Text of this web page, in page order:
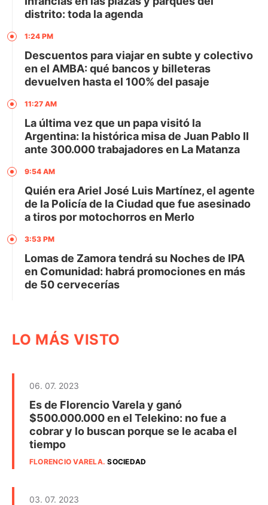
distrito: toda la agenda
1:24 PM
Descuentos para viajar en subte y colectivo
en el AMBA: qué bancos y billeteras
devuelven hasta el 100% del pasaje
11:27 AM
La última vez que un papa visitó la
Argentina: la histórica misa de Juan Pablo II
ante 300.000 trabajadores en La Matanza
9:54 AM
Quién era Ariel José Luis Martínez, el agente
de la Policía de la Ciudad que fue asesinado
a tiros por motochorros en Merlo
3:53 PM
Lomas de Zamora tendrá su Noches de IPA
en Comunidad: habrá promociones en más
de 50 cervecerías
LO MÁS VISTO
06. 07. 2023
Es de Florencio Varela y ganó
$500.000.000 en el Telekino: no fue a
cobrar y lo buscan porque se le acaba el
tiempo
FLORENCIO VARELA.SOCIEDAD
03. 07. 2023